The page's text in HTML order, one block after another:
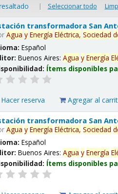
| Seleccionar todo
transformadora San
Agua y Energía Eléctrica, Sociedad
Español
Buenos Aires:Agua y Energía
Ítems disponibles
Hacer reserva Agregar al
transformadora San
Agua y Energía Eléctrica, Sociedad
Español
Buenos Aires:Agua y Energía
Ítems disponibles